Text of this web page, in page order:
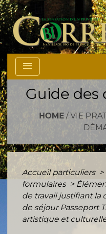
menu
Guide des
HOME/ VIE
Accueil particuliers >
formulaires >
de travail justifiant la
de séjour Passeport
artistique et